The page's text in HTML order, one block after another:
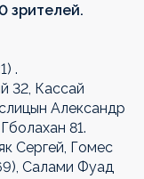
зрителей.
.
32, Кассай
Александр
81.
Сергей, Гомес
Салами Фуад